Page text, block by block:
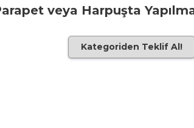
veya Harpuşta
Kategoriden Teklif Al!